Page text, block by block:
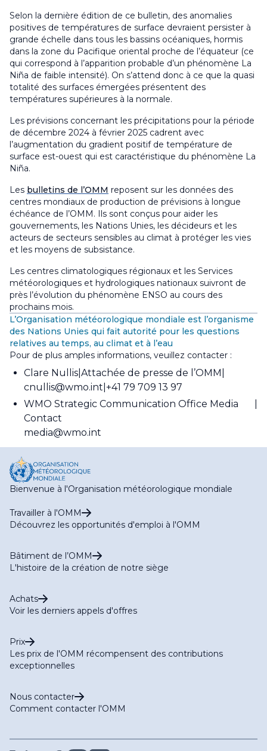
Selon la dernière édition de ce bulletin, des anomalies
positives de températures de surface devraient persister à
grande échelle dans tous les bassins océaniques, hormis
dans la zone du Pacifique oriental proche de l’équateur (ce
qui correspond à l’apparition probable d’un phénomène La
Niña de faible intensité). On s’attend donc à ce que la quasi
totalité des surfaces émergées présentent des
températures supérieures à la normale.
Les prévisions concernant les précipitations pour la période
de décembre 2024 à février 2025 cadrent avec
l’augmentation du gradient positif de température de
surface est-ouest qui est caractéristique du phénomène La
Niña.
Les bulletins de l’OMM reposent sur les données des
centres mondiaux de production de prévisions à longue
échéance de l’OMM. Ils sont conçus pour aider les
gouvernements, les Nations Unies, les décideurs et les
acteurs de secteurs sensibles au climat à protéger les vies
et les moyens de subsistance.
Les centres climatologiques régionaux et les Services
météorologiques et hydrologiques nationaux suivront de
près l’évolution du phénomène ENSO au cours des
prochains mois.
L’Organisation météorologique mondiale est l’organisme
des Nations Unies qui fait autorité pour les questions
relatives au temps, au climat et à l’eau
Pour de plus amples informations, veuillez contacter :
Clare Nullis Attachée de presse de l’OMM
cnullis@wmo.int +41 79 709 13 97
WMO Strategic Communication Office Media
Contact
media@wmo.int
Bienvenue à l'Organisation météorologique mondiale
Travailler à l'OMM
Découvrez les opportunités d'emploi à l'OMM
Bâtiment de l’OMM
L'histoire de la création de notre siège
Achats
Voir les derniers appels d'offres
Prix
Les prix de l'OMM récompensent des contributions
exceptionnelles
Nous contacter
Comment contacter l'OMM